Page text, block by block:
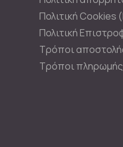
Πολιτική Cookies
Πολιτική
Τρόποι
Τρόποι πληρωμής